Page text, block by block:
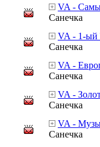
VA -
Санечка
VA - 1-ый
Санечка
VA -
Санечка
VA -
Санечка
VA -
Санечка